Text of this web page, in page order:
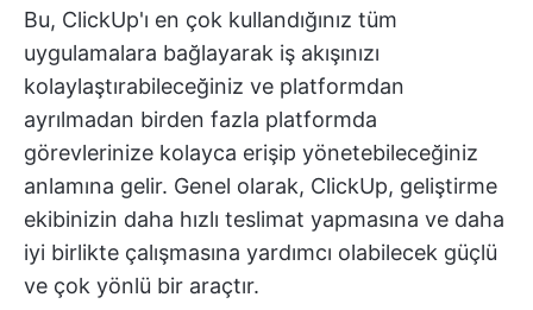
Bu, ClickUp'ı en çok kullandığınız tüm
uygulamalara bağlayarak iş akışınızı
kolaylaştırabileceğiniz ve platformdan
ayrılmadan birden fazla platformda
görevlerinize kolayca erişip yönetebileceğiniz
anlamına gelir. Genel olarak, ClickUp, geliştirme
ekibinizin daha hızlı teslimat yapmasına ve daha
iyi birlikte çalışmasına yardımcı olabilecek güçlü
ve çok yönlü bir araçtır.